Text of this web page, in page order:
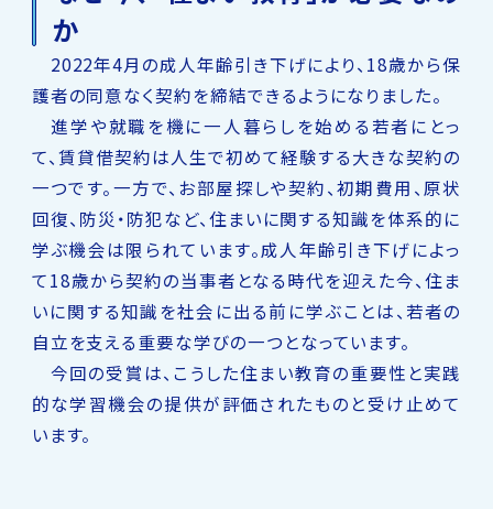
か
2022年4月の成人年齢引き下げにより、18歳から保
護者の同意なく契約を締結できるようになりました。
進学や就職を機に一人暮らしを始める若者にとっ
て、賃貸借契約は人生で初めて経験する大きな契約の
一つです。一方で、お部屋探しや契約、初期費用、原状
回復、防災・防犯など、住まいに関する知識を体系的に
学ぶ機会は限られています。成人年齢引き下げによっ
て18歳から契約の当事者となる時代を迎えた今、住ま
いに関する知識を社会に出る前に学ぶことは、若者の
自立を支える重要な学びの一つとなっています。
今回の受賞は、こうした住まい教育の重要性と実践
的な学習機会の提供が評価されたものと受け止めて
います。